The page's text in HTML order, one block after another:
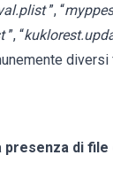
”, “
”, “
presenza di file